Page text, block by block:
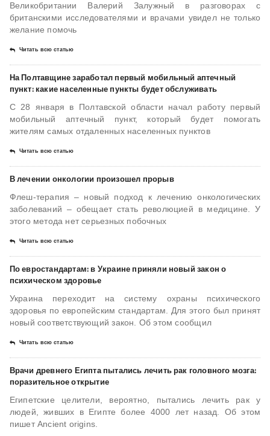
Великобритании Валерий Залужный в разговорах с
британскими исследователями и врачами увидел не только
желание помочь
Читать всю статью
​На Полтавщине заработал первый мобильный аптечный
пункт: какие населенные пункты будет обслуживать
С 28 января в Полтавской области начал работу первый
мобильный аптечный пункт, который будет помогать
жителям самых отдаленных населенных пунктов
Читать всю статью
В лечении онкологии произошел прорыв
Флеш-терапия – новый подход к лечению онкологических
заболеваний – обещает стать революцией в медицине. У
этого метода нет серьезных побочных
Читать всю статью
По евростандартам: в Украине приняли новый закон о
психическом здоровье
Украина переходит на систему охраны психического
здоровья по европейским стандартам. Для этого был принят
новый соответствующий закон. Об этом сообщил
Читать всю статью
Врачи древнего Египта пытались лечить рак головного мозга:
поразительное открытие
Египетские целители, вероятно, пытались лечить рак у
людей, живших в Египте более 4000 лет назад. Об этом
пишет Аncient origins.